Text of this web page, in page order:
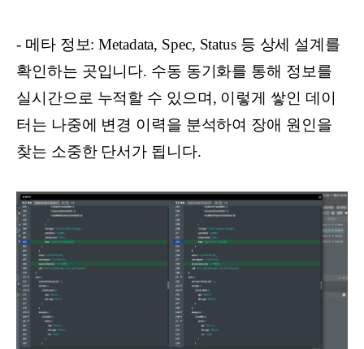
- 메타 정보: Metadata, Spec, Status 등 상세 설계를
확인하는 곳입니다. 수동 동기화를 통해 정보를
실시간으로 누적할 수 있으며, 이렇게 쌓인 데이
터는 나중에 변경 이력을 분석하여 장애 원인을
찾는 소중한 단서가 됩니다.